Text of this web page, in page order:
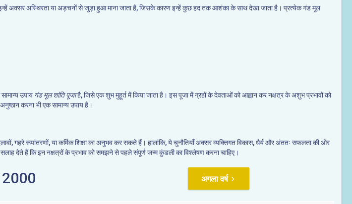
इन्हें अक्सर अस्थिरता या अड़चनों से जुड़ा हुआ माना जाता है, जिसके कारण इन्हें कुछ हद तक आशंका के साथ देखा जाता है। प्रत्येक गंड मूल
उपाय गंड मूल शांति पूजाहै, जिसे एक शुभ मुहूर्त में किया जाता है। इस पूजा में ग्रहों के देवताओं को आह्वान कर नक्षत्र के अशुभ प्रभावों को
करना भी एक सामान्य उपाय है।
गहरे रूपांतरणों, या कर्मिक शिक्षा का अनुभव कर सकते हैं। हालांकि, ये चुनौतियाँ अक्सर व्यक्तिगत विकास, धैर्य और अंततः सफलता की ओर
देते हैं कि इन नक्षत्रों के प्रभाव को समझने से पहले संपूर्ण जन्म कुंडली का विश्लेषण करना चाहिए।
2000 अगला वर्ष